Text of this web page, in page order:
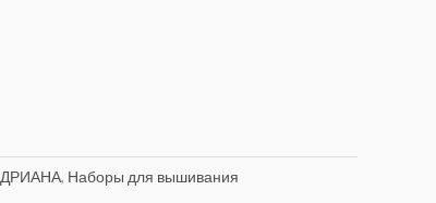
, Наборы для вышивания